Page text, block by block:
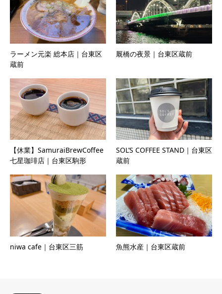
ラーメン元楽 総本店｜台東区
蔵前
厩橋の夜景｜台東区蔵前
【休業】SamuraiBrewCoffee
七星珈琲店｜台東区駒形
SOL’S COFFEE STAND｜台東区
蔵前
niwa cafe｜台東区三筋 魚熊水産｜台東区蔵前